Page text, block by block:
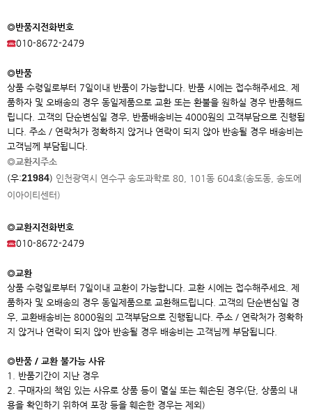
◎반품지전화번호
010-8672-2479
◎반품
상품 수령일로부터 7일이내 반품이 가능합니다. 반품 시에는 접수해주세요. 제
품하자 및 오배송의 경우 동일제품으로 교환 또는 환불을 원하실 경우 반품해드
립니다. 고객의 단순변심일 경우, 반품배송비는 4000원의 고객부담으로 진행됩
니다. 주소 / 연락처가 정확하지 않거나 연락이 되지 않아 반송될 경우 배송비는
고객님께 부담됩니다.
◎교환지주소
(우:21984) 인천광역시 연수구 송도과학로 80, 101동 604호(송도동, 송도에
이아이 티센터)
◎교환지전화번호
010-8672-2479
◎교환
상품 수령일로부터 7일이내 교환이 가능합니다. 교환 시에는 접수해주세요. 제
품하자 및 오배송의 경우 동일제품으로 교환해드립니다. 고객의 단순변심일 경
우, 교환배송비는 8000원의 고객부담으로 진행됩니다. 주소 / 연락처가 정확하
지 않거나 연락이 되지 않아 반송될 경우 배송비는 고객님께 부담됩니다.
◎반품 / 교환 불가능 사유
1. 반품기간이 지난 경우
2. 구매자의 책임 있는 사유로 상품 등이 멸실 또는 훼손된 경우(단, 상품의 내
용을 확인하기 위하여 포장 등을 훼손한 경우는 제외)